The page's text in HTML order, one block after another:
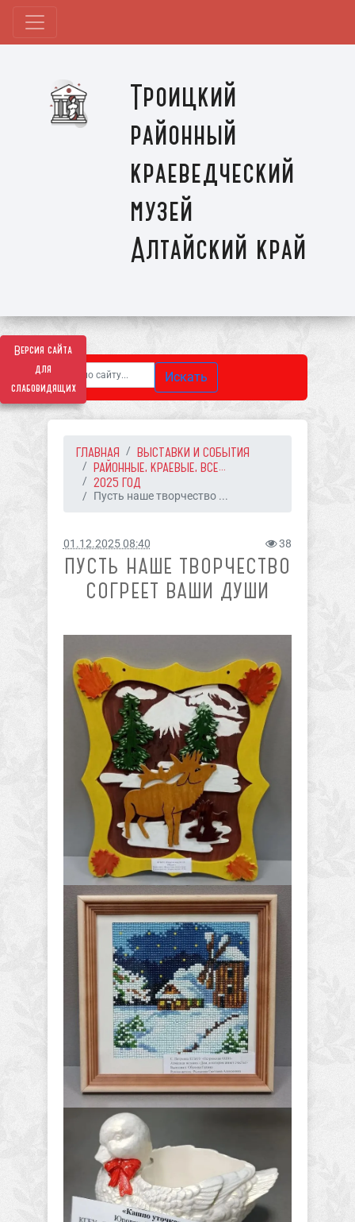
Версия сайта
для
слабовидящих
Троицкий
районный
краеведческий
музей
Алтайский край
Искать
ГЛАВНАЯ
ВЫСТАВКИ И СОБЫТИЯ
РАЙОННЫЕ, КРАЕВЫЕ, ВСЕ...
2025 ГОД
Пусть наше творчество ...
01.12.2025 08:40 38
ПУСТЬ НАШЕ ТВОРЧЕСТВО
СОГРЕЕТ ВАШИ ДУШИ